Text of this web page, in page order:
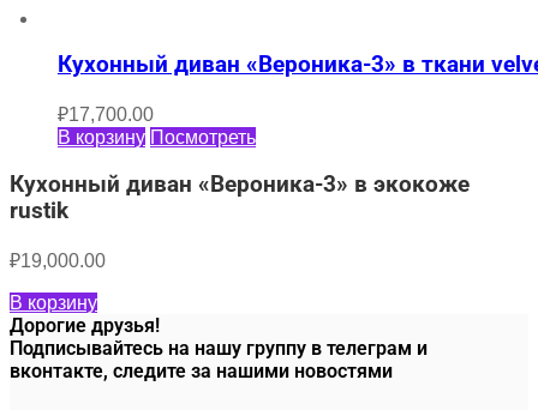
Кухонный диван «Вероника-3» в ткани
₽17,700.00
В корзину Посмотреть
Кухонный диван «Вероника-3» в экокоже
rustik
₽19,000.00
В корзину
Дорогие друзья!
Подписывайтесь на нашу группу в телеграм и
вконтакте, следите за нашими новостями